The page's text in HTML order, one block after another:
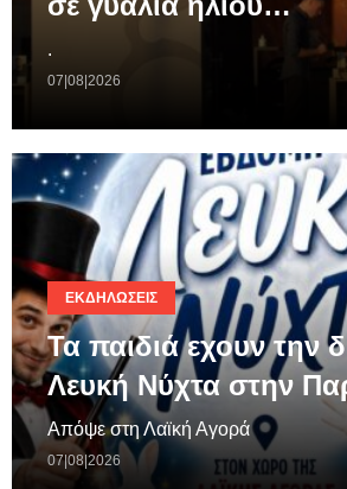
.
07|08|2026
ΕΚΔΗΛΏΣΕΙΣ
Τα παιδιά εχουν την
Λευκή Νύχτα στην
Απόψε στη Λαϊκή Αγορά
07|08|2026